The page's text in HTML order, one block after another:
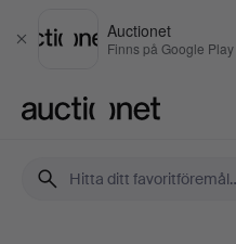
Stäng
Auctionet
Finns på Google Play